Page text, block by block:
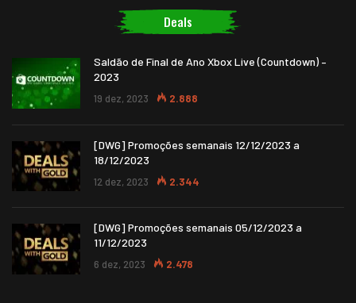
Deals
Saldão de Final de Ano Xbox Live (Countdown) –
2023
19 dez, 2023 2.888
[DWG] Promoções semanais 12/12/2023 a
18/12/2023
12 dez, 2023 2.344
[DWG] Promoções semanais 05/12/2023 a
11/12/2023
6 dez, 2023 2.478